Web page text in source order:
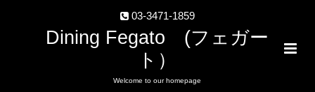
03-3471-1859
Dining Fegato (フェガー
ト）
Welcome to our homepage